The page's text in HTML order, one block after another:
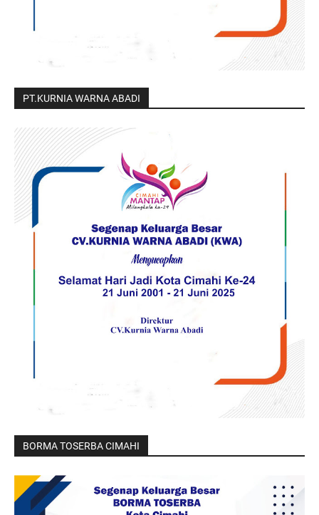
PT.KURNIA WARNA ABADI
BORMA TOSERBA CIMAHI